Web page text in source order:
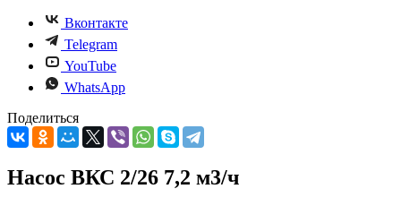
Вконтакте
Telegram
YouTube
WhatsApp
Поделиться
Насос ВКС 2/26 7,2 м3/ч